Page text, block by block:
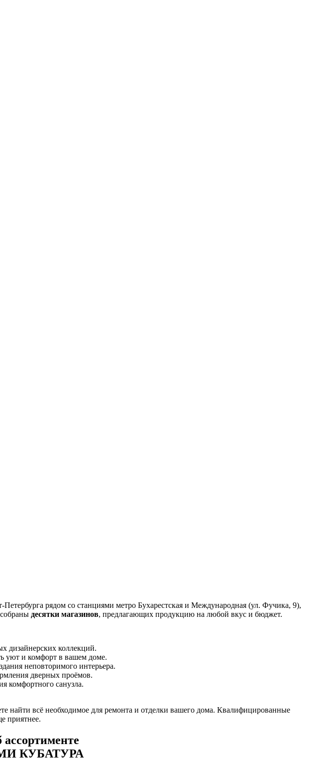
рядом со станциями метро Бухарестская и Международная (ул. Фучика, 9),
десятки магазинов, предлагающих продукцию на любой вкус и бюджет.
дизайнерских коллекций.
уют и комфорт в вашем доме.
неповторимого интерьера.
дверных проёмов.
комфортного санузла.
найти всё необходимое для ремонта и отделки вашего дома. Квалифицированные
приятнее.
КУБАТУРА